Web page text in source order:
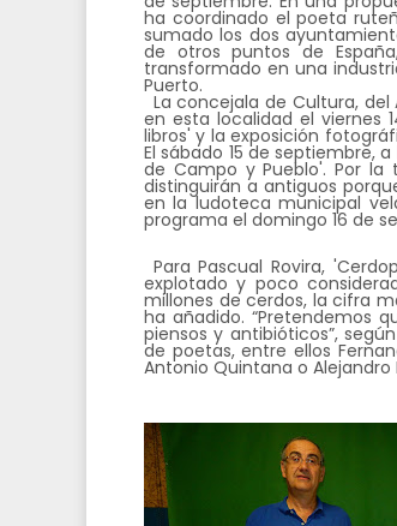
ha coordinado el poeta
sumado los dos
de otros puntos de
transformado en una
Puerto.
La concejala de Cultura,
en esta localidad el viernes
libros' y la exposición
El sábado 15 de septiembre,
de Campo y Pueblo'. Por la
distinguirán a antiguos
en la ludoteca municipal
programa el domingo 16 de
Para Pascual Rovira,
explotado y poco
millones de cerdos, la cifra
ha añadido. “Pretendemos
piensos y antibióticos”,
de poetas, entre ellos
Antonio Quintana o Alejandro